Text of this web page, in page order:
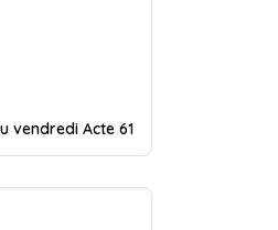
vendredi Acte 61